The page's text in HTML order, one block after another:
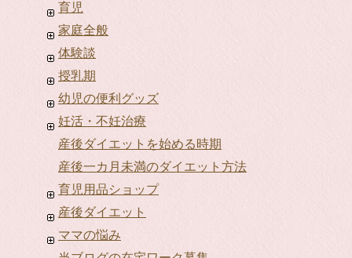
育児
家庭全般
体験談
授乳期
幼児の便利グッズ
妊活・不妊治療
産後ダイエットを始める時期
産後一カ月未満のダイエット方法
育児用品ショップ
産後ダイエット
ママの悩み